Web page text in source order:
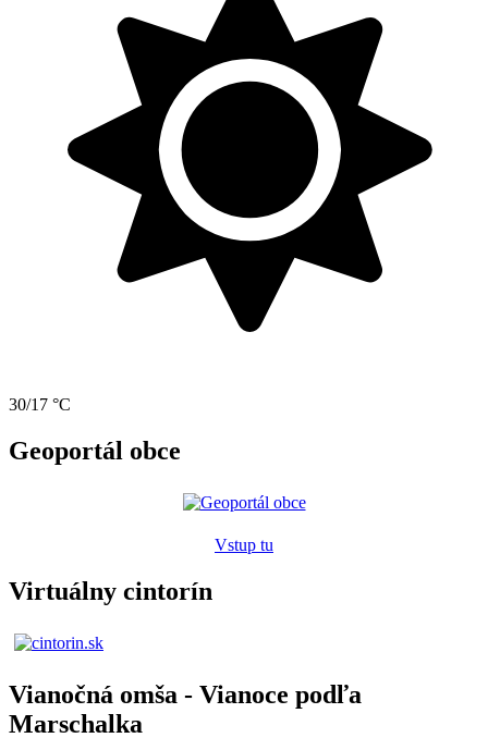
30/17 °C
Geoportál obce
Vstup tu
Virtuálny cintorín
Vianočná omša - Vianoce podľa
Marschalka